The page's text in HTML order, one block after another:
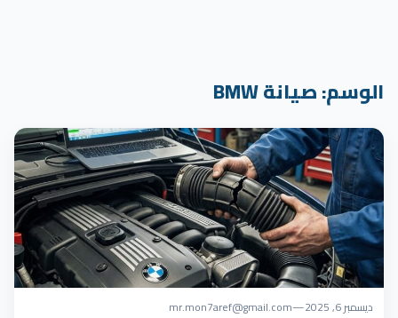
الوسم:صيانة BMW
ديسمبر 6, 2025 —
mr.mon7aref@gmail.com